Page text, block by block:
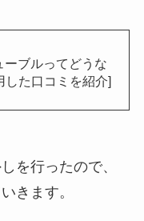
ーブルってどうな
した口コミを紹介]
を行ったので、
きます。